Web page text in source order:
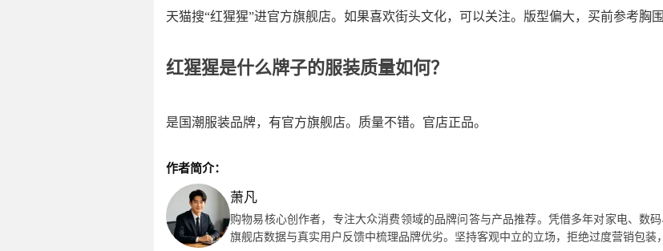
天猫搜“红猩猩”进官方旗舰店。如果喜欢街头文化，可以关注。版型偏大，买前参考胸围
红猩猩是什么牌子的服装质量如何？
是国潮服装品牌，有官方旗舰店。质量不错。官店正品。
作者简介：
萧凡
购物易核心创作者，专注大众消费领域的品牌问答与产品推荐。凭借多年对家电、数
旗舰店数据与真实用户反馈中梳理品牌优劣。坚持客观中立的立场，拒绝过度营销包装